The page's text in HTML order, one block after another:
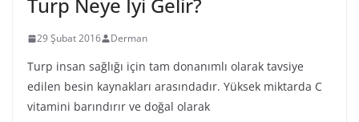
Turp Neye İyi Gelir?
29 Şubat 2016 Derman
Turp insan sağlığı için tam donanımlı olarak tavsiye
edilen besin kaynakları arasındadır. Yüksek miktarda C
vitamini barındırır ve doğal olarak